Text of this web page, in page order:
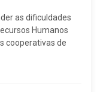
as dificuldades
Humanos
cooperativas de